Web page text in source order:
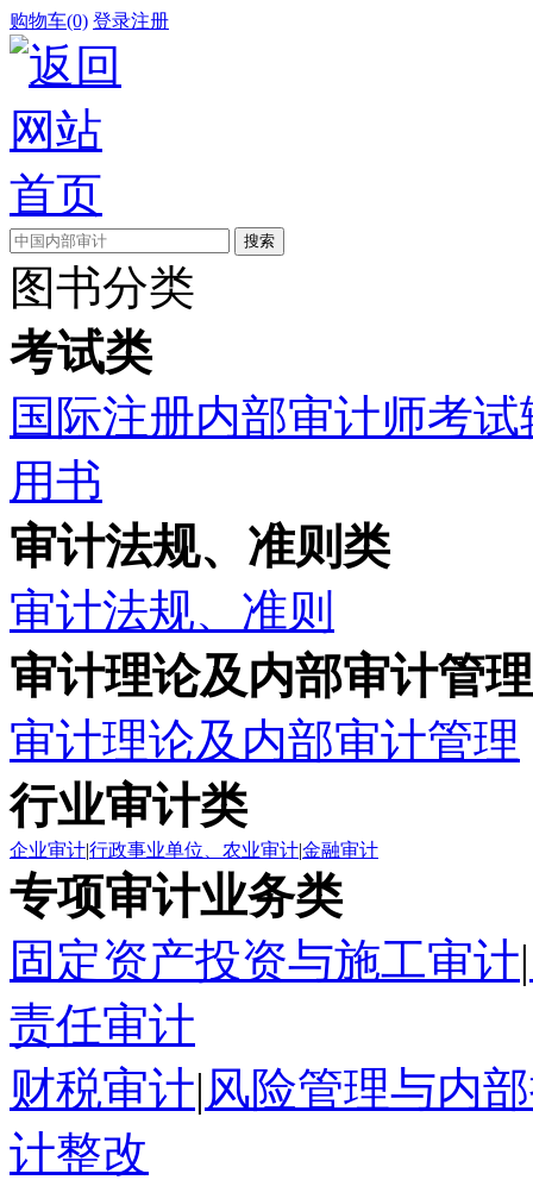
购物车(0) 登录注册
图书分类
考试类
国际注册内部审计师考
用书
审计法规、准则类
审计法规、准则
审计理论及内部审计管
审计理论及内部审计管理
行业审计类
企业审计|行政事业单位、农业审计|金融审计
专项审计业务类
固定资产投资与施工审计|
责任审计
财税审计|风险管理与内
计整改